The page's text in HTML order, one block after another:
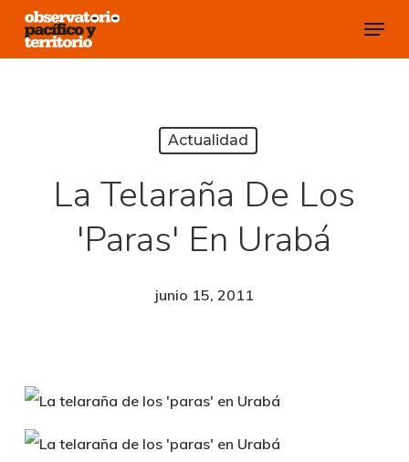
Skip
Menu
Actualidad
La Telaraña De Los
'paras' En Urabá
junio 15, 2011
Close